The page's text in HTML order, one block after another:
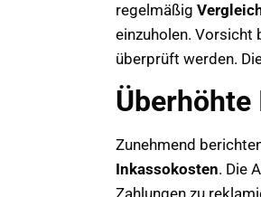
regelmäßig
einzuholen. Vorsicht
überprüft werden.
Zunehmend
Inkassokosten. Die